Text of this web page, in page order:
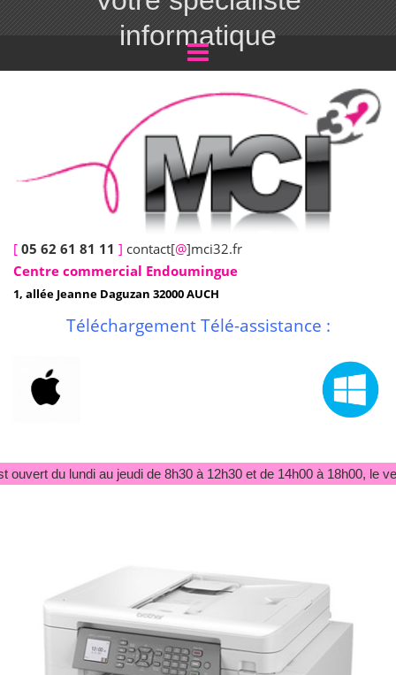
informatique
[ 05 62 61 81 11 ] contact[@]mci32.fr
Centre commercial Endoumingue
1, allée Jeanne Daguzan 32000 AUCH
Téléchargement Télé-assistance :
ouvert du lundi au jeudi de 8h30 à 12h30 et de 14h00 à 18h00, le